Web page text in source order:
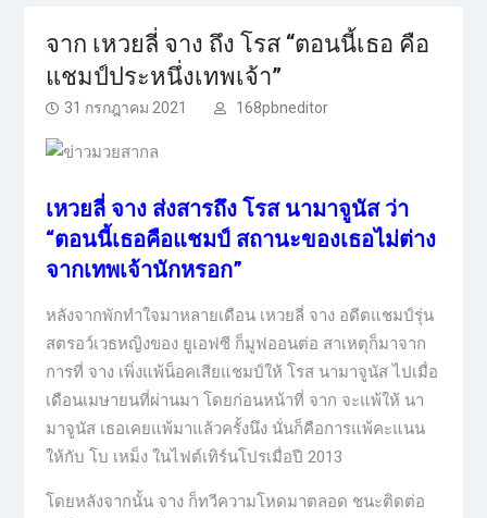
จาก เหวยลี่ จาง ถึง โรส “ตอนนี้เธอ คือ
แชมป์ประหนึ่งเทพเจ้า”
31 กรกฎาคม 2021 168pbneditor
เหวยลี่ จาง ส่งสารถึง โรส นามาจูนัส ว่า
“ตอนนี้เธอคือแชมป์ สถานะของเธอไม่ต่าง
จากเทพเจ้านักหรอก”
หลังจากพักทำใจมาหลายเดือน เหวยลี่ จาง อดีตแชมป์รุ่น
สตรอว์เวธหญิงของ ยูเอฟซี ก็มูฟออนต่อ สาเหตุก็มาจาก
การที่ จาง เพิ่งแพ้น็อคเสียแชมป์ให้ โรส นามาจูนัส ไปเมื่อ
เดือนเมษายนที่ผ่านมา โดยก่อนหน้าที่ จาก จะแพ้ให้ นา
มาจูนัส เธอเคยแพ้มาแล้วครั้งนึง นั่นก็คือการแพ้คะแนน
ให้กับ โบ เหม็ง ในไฟต์เทิร์นโปรเมื่อปี 2013
โดยหลังจากนั้น จาง ก็ทวีความโหดมาตลอด ชนะติดต่อ